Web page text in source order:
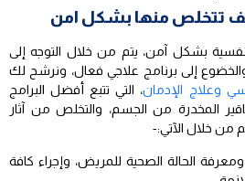
تتخلص منها بشكل امن
بشكل آمن، يتم من خلال التوجه إلى
إلى برنامج علاجي فعال، ونرشح لك
وعلاج الإدمان، التي تتبع أفضل البرامج
المخدرة من الجسم، والتخلص من آثار
من خلال الآتي:-
الحالة الصحية للمريض، وإجراء كافة